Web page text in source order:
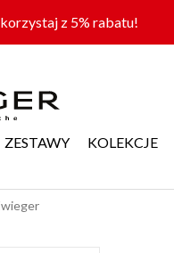
z 5% rabatu!
ZESTAWY KOLEKCJE